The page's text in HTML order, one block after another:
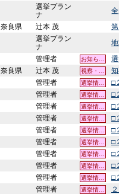
選挙プラン
ナ
奈良県
辻本 茂
選挙プラン
ナ
管理者
お知ら…
奈良県
辻本 茂 視察・…
管理者
選挙情…
□
管理者
選挙情…
□
管理者
選挙情…
□
管理者
選挙情…
□
管理者
選挙情…
□
管理者
選挙情…
□
管理者
選挙情…
□
管理者
選挙情…
□
管理者
選挙情…
□
管理者
選挙情…